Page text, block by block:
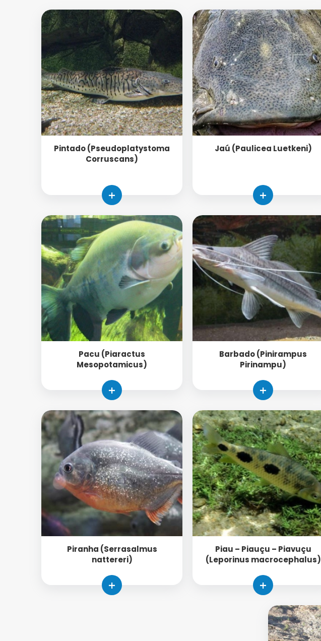
Pintado (Pseudoplatystoma
Corruscans)
+
Jaú (Paulicea Luetkeni)
+
Pacu (Piaractus
Mesopotamicus)
+
Barbado (Pinirampus
Pirinampu)
+
Piranha (Serrasalmus
nattereri)
+
Piau – Piauçu – Piavuçu
(Leporinus macrocephalus)
+